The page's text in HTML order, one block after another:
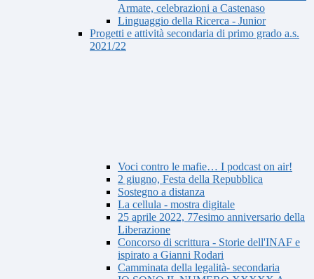
Armate, celebrazioni a Castenaso
Linguaggio della Ricerca - Junior
Progetti e attività secondaria di primo grado a.s.
2021/22
Voci contro le mafie… I podcast on air!
2 giugno, Festa della Repubblica
Sostegno a distanza
La cellula - mostra digitale
25 aprile 2022, 77esimo anniversario della
Liberazione
Concorso di scrittura - Storie dell'INAF e
ispirato a Gianni Rodari
Camminata della legalità- secondaria